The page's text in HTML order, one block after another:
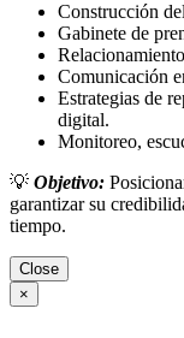
Construcción
Gabinete de
Comunicación
Estrategias de
digital.
Monitoreo,
💡 Objetivo:
garantizar su
tiempo.
Close
×